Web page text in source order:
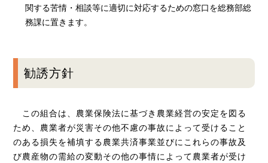
関する苦情・相談等に適切に対応するための窓口を総務部総
務課に置きます。
勧誘方針
この組合は、農業保険法に基づき農業経営の安定を図る
ため、農業者が災害その他不慮の事故によって受けること
のある損失を補填する農業共済事業並びにこれらの事故及
び農産物の需給の変動その他の事情によって農業者が受け